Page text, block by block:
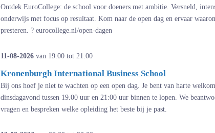
Ontdek EuroCollege: de school voor doeners met ambitie. Versneld,
onderwijs met focus op resultaat. Kom naar de open dag en ervaar
presteren. ? eurocollege.nl/open-dagen
11-08-2026 van 19:00 tot 21:00
Kronenburgh International Business School
Bij ons hoef je niet te wachten op een open dag. Je bent van harte
dinsdagavond tussen 19.00 uur en 21:00 uur binnen te lopen. We
vragen en bespreken welke opleiding het beste bij je past.